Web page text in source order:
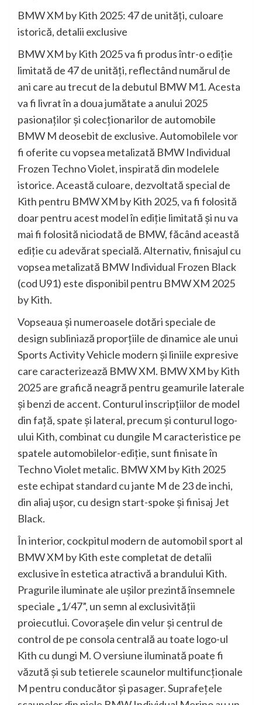
BMW XM by Kith 2025: 47 de unităţi, culoare
istorică, detalii exclusive
BMW XM by Kith 2025 va fi produs într-o ediţie
limitată de 47 de unităţi, reflectând numărul de
ani care au trecut de la debutul BMW M1. Acesta
va fi livrat în a doua jumătate a anului 2025
pasionaţilor şi colecţionarilor de automobile
BMW M deosebit de exclusive. Automobilele vor
fi oferite cu vopsea metalizată BMW Individual
Frozen Techno Violet, inspirată din modelele
istorice. Această culoare, dezvoltată special de
Kith pentru BMW XM by Kith 2025, va fi folosită
doar pentru acest model în ediţie limitată şi nu va
mai fi folosită niciodată de BMW, făcând această
ediţie cu adevărat specială. Alternativ, finisajul cu
vopsea metalizată BMW Individual Frozen Black
(cod U91) este disponibil pentru BMW XM 2025
by Kith.
Vopseaua şi numeroasele dotări speciale de
design subliniază proporţiile de dinamice ale unui
Sports Activity Vehicle modern şi liniile expresive
care caracterizează BMW XM. BMW XM by Kith
2025 are grafică neagră pentru geamurile laterale
şi benzi de accent. Conturul inscripţiilor de model
din faţă, spate şi lateral, precum şi conturul logo-
ului Kith, combinat cu dungile M caracteristice pe
spatele automobilelor-ediţie, sunt finisate în
Techno Violet metalic. BMW XM by Kith 2025
este echipat standard cu jante M de 23 de inchi,
din aliaj uşor, cu design start-spoke şi finisaj Jet
Black.
În interior, cockpitul modern de automobil sport al
BMW XM by Kith este completat de detalii
exclusive în estetica atractivă a brandului Kith.
Pragurile iluminate ale uşilor prezintă însemnele
speciale „1/47”, un semn al exclusivităţii
proiecutlui. Covoraşele din velur şi centrul de
control de pe consola centrală au toate logo-ul
Kith cu dungi M. O versiune iluminată poate fi
văzută şi sub tetierele scaunelor multifuncţionale
M pentru conducător şi pasager. Suprafeţele